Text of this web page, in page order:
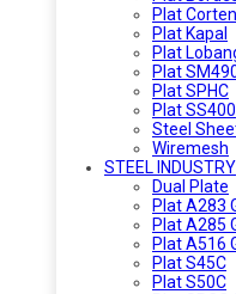
Plat Corten
Plat Kapal
Plat
Plat
Plat SPHC
Plat SS400
Steel
Wiremesh
STEEL INDUSTRY
Dual Plate
Plat A283
Plat A285
Plat A516
Plat S45C
Plat S50C